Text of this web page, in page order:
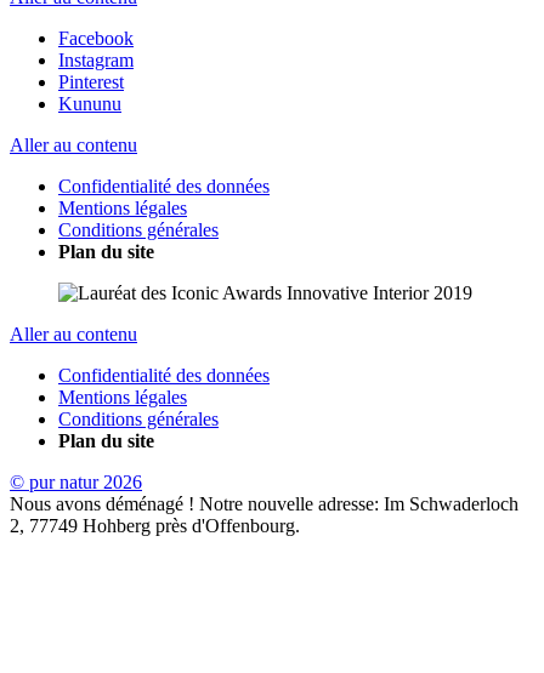
Facebook
Instagram
Pinterest
Kununu
Aller au contenu
Confidentialité des données
Mentions légales
Conditions générales
Plan du site
Aller au contenu
Confidentialité des données
Mentions légales
Conditions générales
Plan du site
© pur natur 2026
Nous avons déménagé ! Notre nouvelle adresse: Im Schwaderloch
2, 77749 Hohberg près d'Offenbourg.